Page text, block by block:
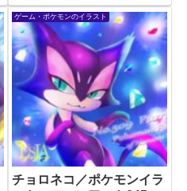
ゲーム・ポケモンのイラスト
チョロネコ／ポケモンイラ